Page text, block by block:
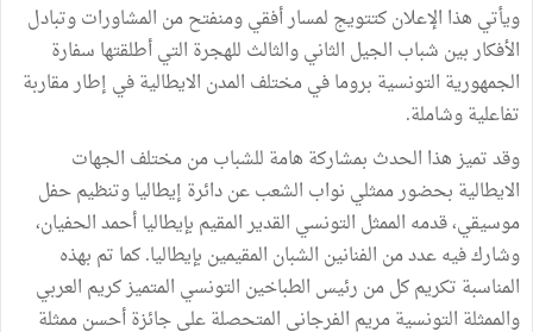
ويأتي هذا الإعلان كتتويج لمسار أفقي ومنفتح من المشاورات وتبادل
الأفكار بين شباب الجيل الثاني والثالث للهجرة التي أطلقتها سفارة
الجمهورية التونسية بروما في مختلف المدن الايطالية في إطار مقاربة
تفاعلية وشاملة.
وقد تميز هذا الحدث بمشاركة هامة للشباب من مختلف الجهات
الايطالية بحضور ممثلي نواب الشعب عن دائرة إيطاليا وتنظيم حفل
موسيقي، قدمه الممثل التونسي القدير المقيم بإيطاليا أحمد الحفيان،
وشارك فيه عدد من الفنانين الشبان المقيمين بإيطاليا. كما تم بهذه
المناسبة تكريم كل من رئيس الطباخين التونسي المتميز كريم العربي
والممثلة التونسية مريم الفرجاني المتحصلة على جائزة أحسن ممثلة